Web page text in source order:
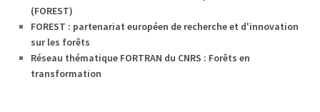
(FOREST)
FOREST : partenariat européen de recherche et d'innovation
sur les forêts
Réseau thématique FORTRAN du CNRS : Forêts en
transformation